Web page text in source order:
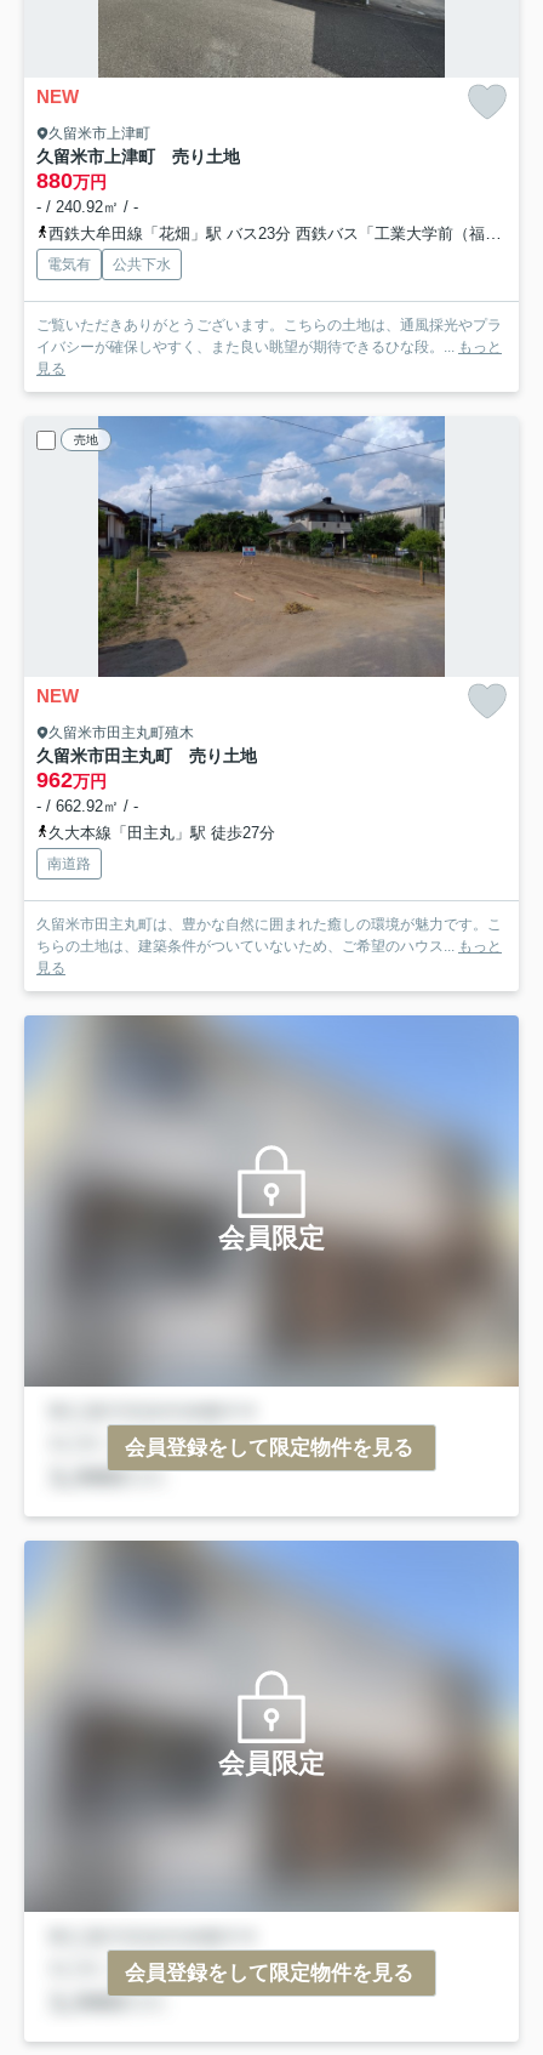
NEW
久留米市上津町
久留米市上津町 売り土地
880万円
- / 240.92㎡ / -
西鉄大牟田線「花畑」駅 バス23分 西鉄バス「工業大学前（福岡県）」 停歩7分
電気有 公共下水
ご覧いただきありがとうございます。こちらの土地は、通風採光やプラ
イバシーが確保しやすく、また良い眺望が期待できるひな段。... もっと
見る
売地
NEW
久留米市田主丸町殖木
久留米市田主丸町 売り土地
962万円
- / 662.92㎡ / -
久大本線「田主丸」駅 徒歩27分
南道路
久留米市田主丸町は、豊かな自然に囲まれた癒しの環境が魅力です。こ
ちらの土地は、建築条件がついていないため、ご希望のハウス... もっと
見る
会員限定
会員登録をして限定物件を見る
会員限定
会員登録をして限定物件を見る